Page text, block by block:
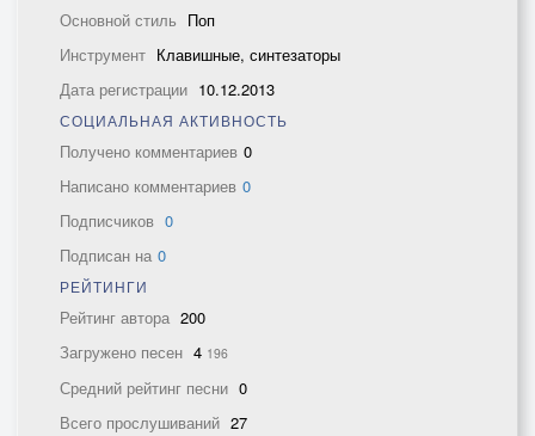
Основной стиль Поп
Инструмент Клавишные, синтезаторы
Дата регистрации 10.12.2013
СОЦИАЛЬНАЯ АКТИВНОСТЬ
Получено комментариев 0
Написано комментариев 0
Подписчиков 0
Подписан на 0
РЕЙТИНГИ
Рейтинг автора 200
Загружено песен 4 196
Средний рейтинг песни 0
Всего прослушиваний 27